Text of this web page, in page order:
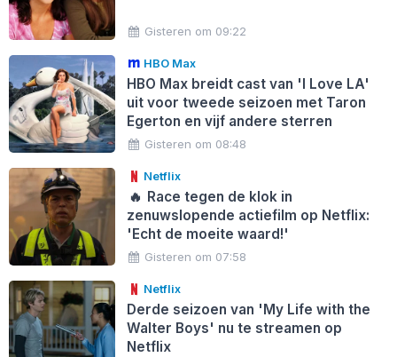
Gisteren om 09:22
HBO Max
HBO Max breidt cast van 'I Love LA'
uit voor tweede seizoen met Taron
Egerton en vijf andere sterren
Gisteren om 08:48
Netflix
🔥 Race tegen de klok in
zenuwslopende actiefilm op Netflix:
'Echt de moeite waard!'
Gisteren om 07:58
Netflix
Derde seizoen van 'My Life with the
Walter Boys' nu te streamen op
Netflix